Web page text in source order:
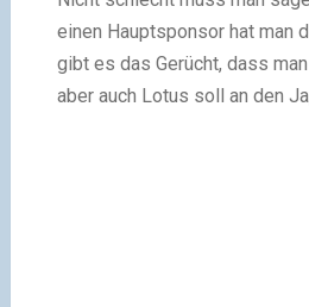
einen Hauptsponsor hat man
gibt es das Gerücht, dass
aber auch Lotus soll an den